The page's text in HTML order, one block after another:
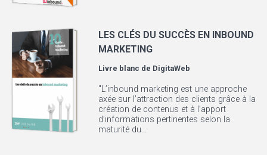
LES CLÉS DU SUCCÈS EN INBOUND
MARKETING
Livre blanc de DigitaWeb
"L’inbound marketing est une approche
axée sur l’attraction des clients grâce à la
création de contenus et à l’apport
d’informations pertinentes selon la
maturité du...